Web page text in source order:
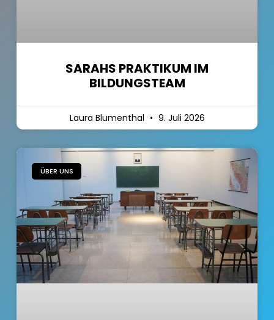
SARAHS PRAKTIKUM IM
BILDUNGSTEAM
Laura Blumenthal 9. Juli 2026
ÜBER UNS